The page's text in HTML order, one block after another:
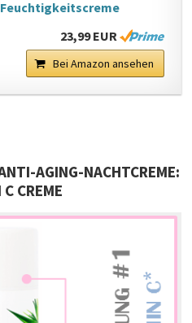
23,99 EUR
Bei Amazon ansehen
AGING-NACHTCREME:
CREME